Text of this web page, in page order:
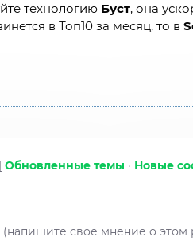
технологию Буст, она
в Топ10 за месяц, то в
[ Обновленные темы · Новые
(напишите своё мнение о этом